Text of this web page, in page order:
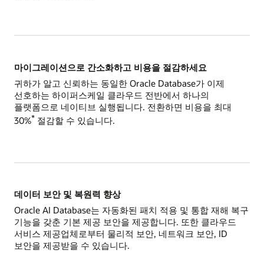
마이그레이션으로 간소화하고 비용을 절감하세요
귀하가 알고 신뢰하는 동일한 Oracle Database가 이제
선호하는 하이퍼스케일 클라우드 전반에서 하나의
플랫폼으로 네이티브 실행됩니다. 전환하면 비용을 최대
30%* 절감할 수 있습니다.
데이터 보안 및 복원력 향상
Oracle AI Database는 자동화된 패치 적용 및 통합 재해 복구
기능을 갖춘 기본 제공 보안을 제공합니다. 또한 클라우드
서비스 제공업체로부터 물리적 보안, 네트워크 보안, ID
보안을 제공받을 수 있습니다.